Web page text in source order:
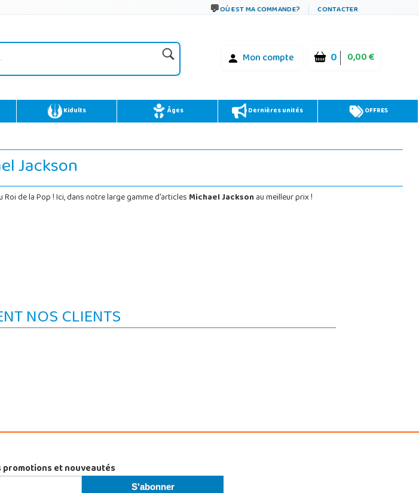
OÙ EST MA COMMANDE? CONTACTER
Mon compte 0 0,00 €
Kidults Âges Dernières unités OFFRES
Jackson
de la Pop ! Ici, dans notre large gamme d'articlesMichael Jacksonau meilleur prix !
NOS CLIENTS
promotions et nouveautés